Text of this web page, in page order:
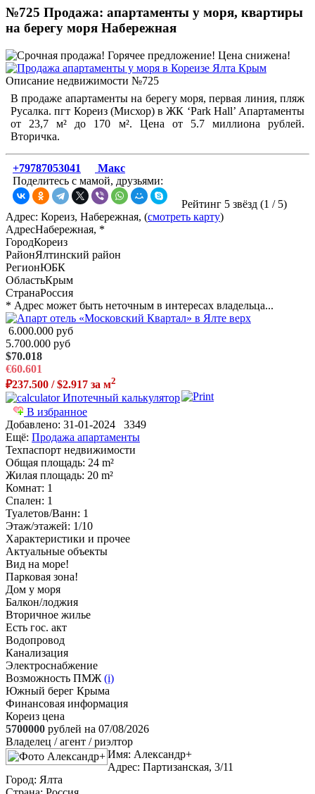
№725 Продажа: апартаменты у моря, квартиры
на берегу моря Набережная
Описание недвижимости №725
В продаже апартаменты на берегу моря, первая линия, пляж
Русалка. пгт Кореиз (Мисхор) в ЖК ‘Park Hall’ Апартаменты
от 23,7 м² до 170 м². Цена от 5.7 миллиона рублей.
Вторичка.
+79787053041
Макс
Поделитесь с мамой, друзьями:
Рейтинг 5 звёзд (1 / 5)
Адрес: Кореиз, Набережная, (смотреть карту)
АдресНабережная, *
ГородКореиз
РайонЯлтинский район
РегионЮБК
ОбластьКрым
СтранаРоссия
* Адрес может быть неточным в интересах владельца...
6.000.000 руб
5.700.000 руб
$70.018
€60.601
₽237.500 / $2.917 за м2
Ипотечный калькулятор
В избранное
Добавлено: 31-01-2024 3349
Ещё: Продажа апартаменты
Техпаспорт недвижимости
Общая площадь: 24 m²
Жилая площадь: 20 m²
Комнат: 1
Спален: 1
Туалетов/Ванн: 1
Этаж/этажей: 1/10
Характеристики и прочее
Актуальные объекты
Вид на море!
Парковая зона!
Дом у моря
Балкон/лоджия
Вторичное жилье
Есть гос. акт
Водопровод
Канализация
Электроснабжение
Возможность ПМЖ (i)
Южный берег Крыма
Финансовая информация
Кореиз цена
5700000 рублей на 07/08/2026
Владелец / агент / риэлтор
Имя: Александр+
Адрес: Партизанская, 3/11
Город: Ялта